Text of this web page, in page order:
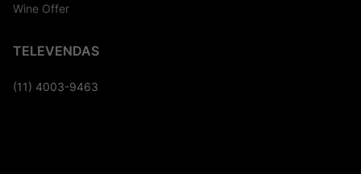
Wine Offer
TELEVENDAS
(11) 4003-9463